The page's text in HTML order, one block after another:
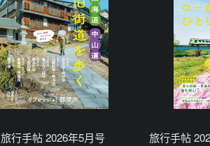
旅行手帖 2026年5月号 旅行手帖